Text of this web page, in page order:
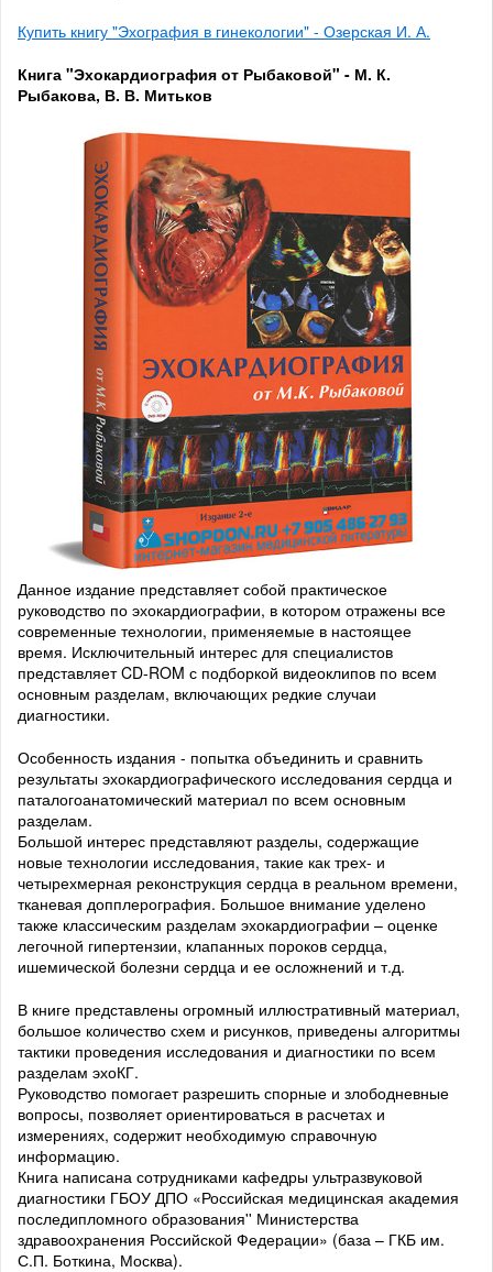
Купить книгу "Эхография в гинекологии" - Озерская И. А.
Книга "Эхокардиография от Рыбаковой" - М. К.
Рыбакова, В. В. Митьков
Данное издание представляет собой практическое
руководство по эхокардиографии, в котором отражены все
современные технологии, применяемые в настоящее
время. Исключительный интерес для специалистов
представляет CD-ROM с подборкой видеоклипов по всем
основным разделам, включающих редкие случаи
диагностики.
Особенность издания - попытка объединить и сравнить
результаты эхокардиографического исследования сердца и
паталогоанатомический материал по всем основным
разделам.
Большой интерес представляют разделы, содержащие
новые технологии исследования, такие как трех- и
четырехмерная реконструкция сердца в реальном времени,
тканевая допплерография. Большое внимание уделено
также классическим разделам эхокардиографии – оценке
легочной гипертензии, клапанных пороков сердца,
ишемической болезни сердца и ее осложнений и т.д.
В книге представлены огромный иллюстративный материал,
большое количество схем и рисунков, приведены алгоритмы
тактики проведения исследования и диагностики по всем
разделам эхоКГ.
Руководство помогает разрешить спорные и злободневные
вопросы, позволяет ориентироваться в расчетах и
измерениях, содержит необходимую справочную
информацию.
Книга написана сотрудниками кафедры ультразвуковой
диагностики ГБОУ ДПО «Российская медицинская академия
последипломного образования'' Министерства
здравоохранения Российской Федерации» (база – ГКБ им.
С.П. Боткина, Москва).